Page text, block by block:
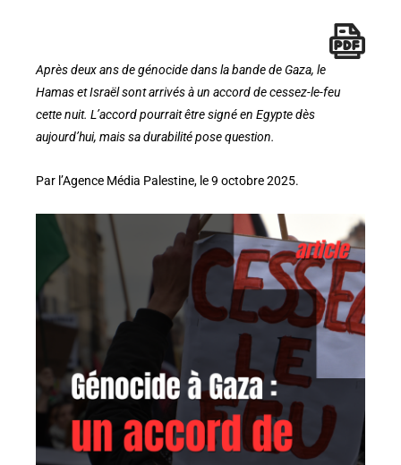
Après deux ans de génocide dans la bande de Gaza, le
Hamas et Israël sont arrivés à un accord de cessez-le-feu
cette nuit. L’accord pourrait être signé en Egypte dès
aujourd’hui, mais sa durabilité pose question.
Par l’Agence Média Palestine, le 9 octobre 2025.